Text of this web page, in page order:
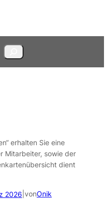
erhalten Sie eine
Mitarbeiter, sowie der
dient
2026 vonOnik